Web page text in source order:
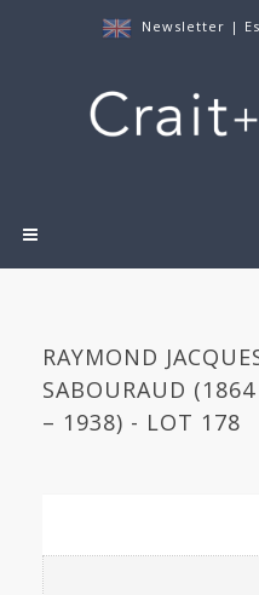
Newsletter |
RAYMOND
SABOURAUD (1864
– 1938) - LOT 178